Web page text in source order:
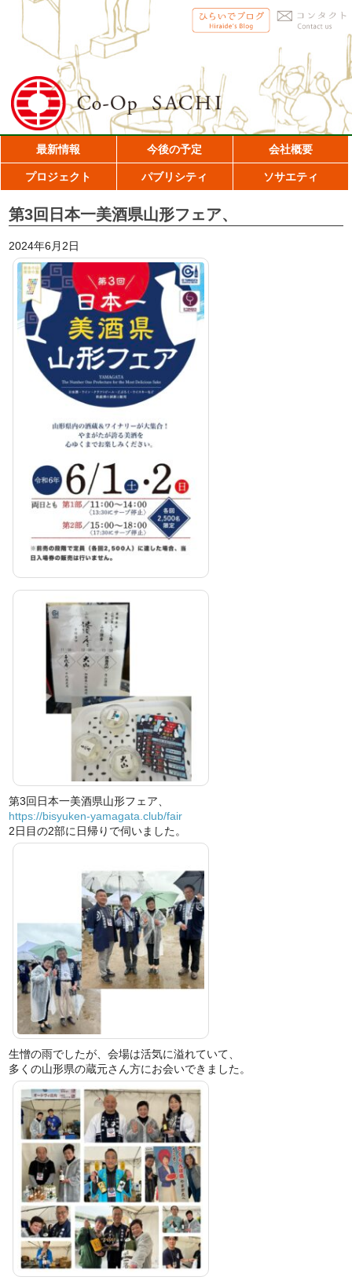
最新情報 今後の予定 会社概要
プロジェクト パブリシティ ソサエティ
第3回日本一美酒県山形フェア、
2024年6月2日
第3回日本一美酒県山形フェア、
https://bisyuken-yamagata.club/fair
2日目の2部に日帰りで伺いました。
生憎の雨でしたが、会場は活気に溢れていて、
多くの山形県の蔵元さん方にお会いできました。